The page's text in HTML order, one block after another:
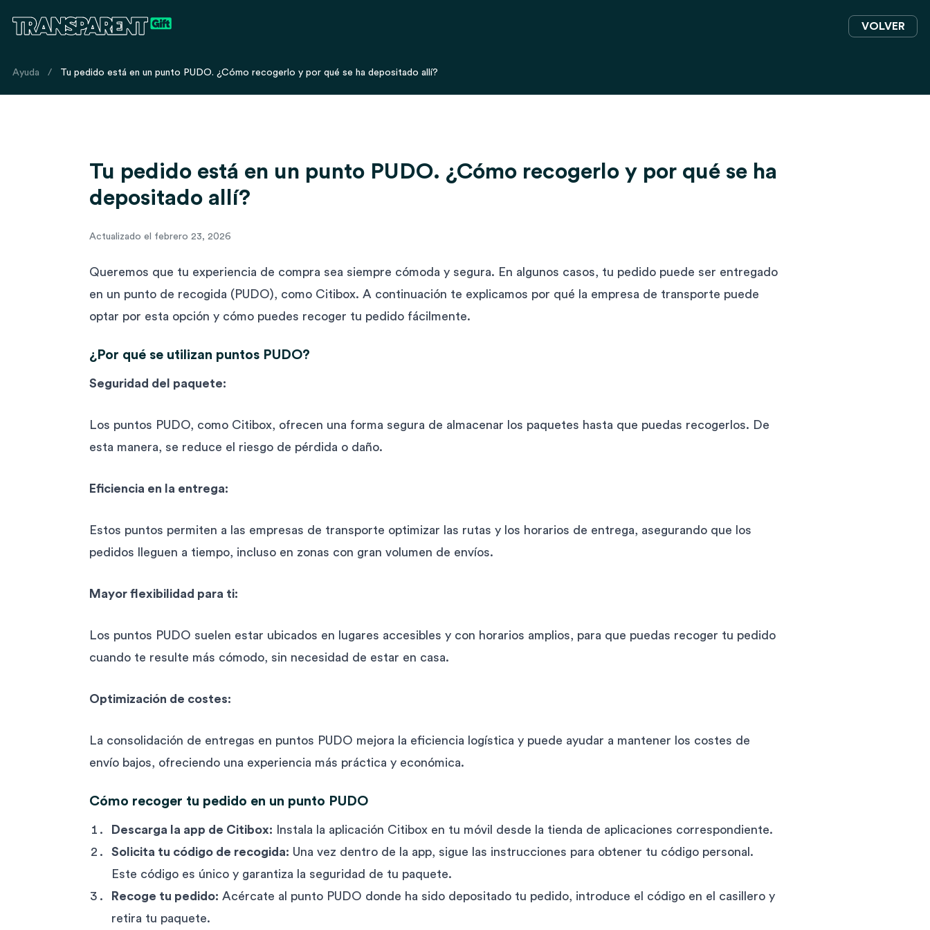
VOLVER
Ayuda / Tu pedido está en un punto PUDO. ¿Cómo recogerlo y por qué se ha depositado allí?
Tu pedido está en un punto PUDO. ¿Cómo recogerlo y por qué se ha
depositado allí?
Actualizado el febrero 23, 2026
Queremos que tu experiencia de compra sea siempre cómoda y segura. En algunos casos, tu pedido puede ser entregado
en un punto de recogida (PUDO), como Citibox. A continuación te explicamos por qué la empresa de transporte puede
optar por esta opción y cómo puedes recoger tu pedido fácilmente.
¿Por qué se utilizan puntos PUDO?
Seguridad del paquete:
Los puntos PUDO, como Citibox, ofrecen una forma segura de almacenar los paquetes hasta que puedas recogerlos. De
esta manera, se reduce el riesgo de pérdida o daño.
Eficiencia en la entrega:
Estos puntos permiten a las empresas de transporte optimizar las rutas y los horarios de entrega, asegurando que los
pedidos lleguen a tiempo, incluso en zonas con gran volumen de envíos.
Mayor flexibilidad para ti:
Los puntos PUDO suelen estar ubicados en lugares accesibles y con horarios amplios, para que puedas recoger tu pedido
cuando te resulte más cómodo, sin necesidad de estar en casa.
Optimización de costes:
La consolidación de entregas en puntos PUDO mejora la eficiencia logística y puede ayudar a mantener los costes de
envío bajos, ofreciendo una experiencia más práctica y económica.
Cómo recoger tu pedido en un punto PUDO
Descarga la app de Citibox: Instala la aplicación Citibox en tu móvil desde la tienda de aplicaciones correspondiente.
Solicita tu código de recogida: Una vez dentro de la app, sigue las instrucciones para obtener tu código personal.
Este código es único y garantiza la seguridad de tu paquete.
Recoge tu pedido: Acércate al punto PUDO donde ha sido depositado tu pedido, introduce el código en el casillero y
retira tu paquete.